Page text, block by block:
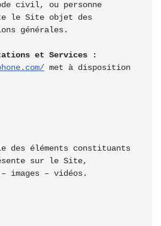
civil, ou personne
le Site objet des
générales.
et Services :
met à disposition
des éléments constituants
sur le Site,
images – vidéos.